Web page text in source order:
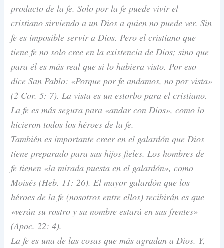
producto de la fe. Solo por la fe puede vivir el
cristiano sirviendo a un Dios a quien no puede ver. Sin
fe es imposible servir a Dios. Pero el cristiano que
tiene fe no solo cree en la existencia de Dios; sino que
para él es más real que si lo hubiera visto. Por eso
dice San Pablo: «Porque por fe andamos, no por vista»
(2 Cor. 5: 7). La vista es un estorbo para el cristiano.
La fe es más segura para «andar con Dios», como lo
hicieron todos los héroes de la fe.
También es importante creer en el galardón que Dios
tiene preparado para sus hijos fieles. Los hombres de
fe tienen «la mirada puesta en el galardón», como
Moisés (Heb. 11: 26). El mayor galardón que los
héroes de la fe (nosotros entre ellos) recibirán es que
«verán su rostro y su nombre estará en sus frentes»
(Apoc. 22: 4).
La fe es una de las cosas que más agradan a Dios. Y,